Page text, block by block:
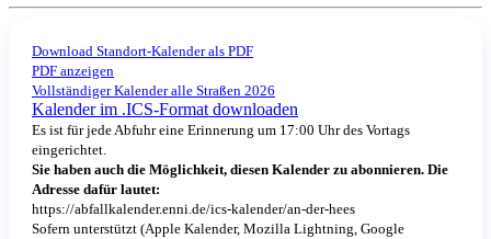
Download Standort-Kalender als PDF
PDF anzeigen
Vollständiger Kalender alle Straßen 2026
Kalender im .ICS-Format downloaden
Es ist für jede Abfuhr eine Erinnerung um 17:00 Uhr des Vortags
eingerichtet.
Sie haben auch die Möglichkeit, diesen Kalender zu abonnieren. Die
Adresse dafür lautet:
https://abfallkalender.enni.de/ics-kalender/an-der-hees
Sofern unterstützt (Apple Kalender, Mozilla Lightning, Google